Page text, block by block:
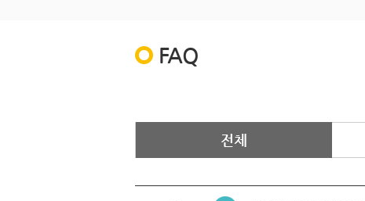
FAQ
전체